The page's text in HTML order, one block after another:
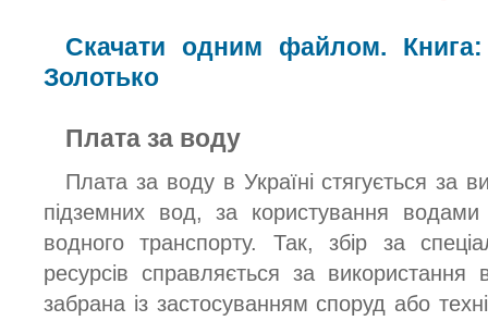
Скачати одним файлом.
Золотько
Плата за воду
Плата за воду в Україні стягується за
підземних вод, за користування
водного транспорту. Так, збір за
ресурсів справляється за
забрана із застосуванням споруд або